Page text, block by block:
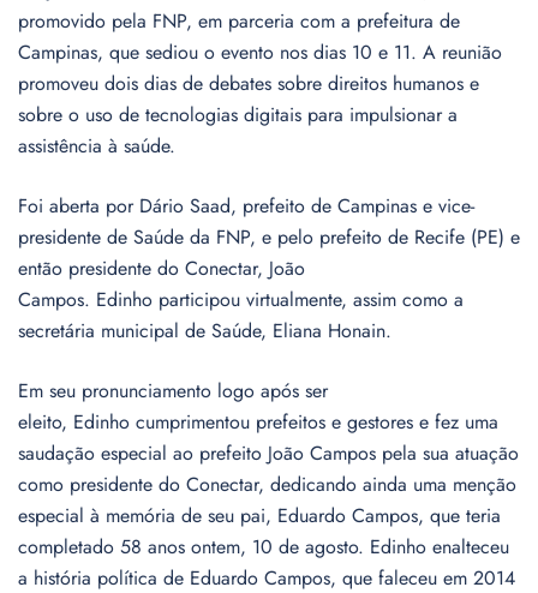
promovido pela FNP, em parceria com a prefeitura de
Campinas, que sediou o evento nos dias 10 e 11. A reunião
promoveu dois dias de debates sobre direitos humanos e
sobre o uso de tecnologias digitais para impulsionar a
assistência à saúde.
Foi aberta por Dário Saad, prefeito de Campinas e vice-
presidente de Saúde da FNP, e pelo prefeito de Recife (PE) e
então presidente do Conectar, João
Campos. Edinho participou virtualmente, assim como a
secretária municipal de Saúde, Eliana Honain.
Em seu pronunciamento logo após ser
eleito, Edinho cumprimentou prefeitos e gestores e fez uma
saudação especial ao prefeito João Campos pela sua atuação
como presidente do Conectar, dedicando ainda uma menção
especial à memória de seu pai, Eduardo Campos, que teria
completado 58 anos ontem, 10 de agosto. Edinho enalteceu
a história política de Eduardo Campos, que faleceu em 2014